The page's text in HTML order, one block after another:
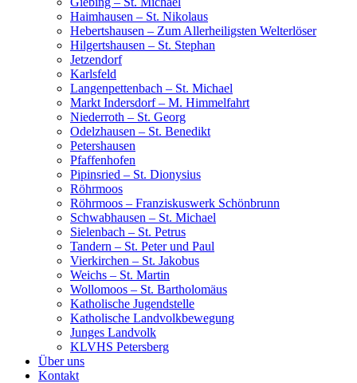
Haimhausen – St. Nikolaus
Hebertshausen – Zum Allerheiligsten Welterlöser
Hilgertshausen – St. Stephan
Jetzendorf
Karlsfeld
Langenpettenbach – St. Michael
Markt Indersdorf – M. Himmelfahrt
Niederroth – St. Georg
Odelzhausen – St. Benedikt
Petershausen
Pfaffenhofen
Pipinsried – St. Dionysius
Röhrmoos
Röhrmoos – Franziskuswerk Schönbrunn
Schwabhausen – St. Michael
Sielenbach – St. Petrus
Tandern – St. Peter und Paul
Vierkirchen – St. Jakobus
Weichs – St. Martin
Wollomoos – St. Bartholomäus
Katholische Jugendstelle
Katholische Landvolkbewegung
Junges Landvolk
KLVHS Petersberg
Über uns
Kontakt